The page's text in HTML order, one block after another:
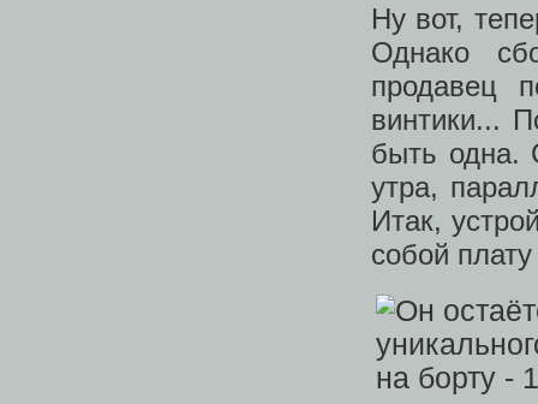
Ну вот,
Однако
продавец
винтики...
быть одна.
утра,
Итак,
собой